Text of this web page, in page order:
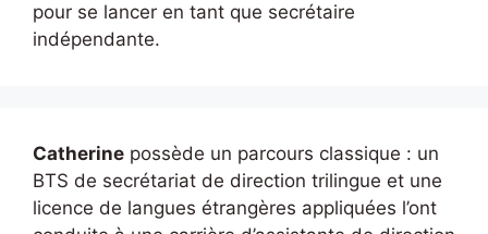
pour se lancer en tant que secrétaire
indépendante.
Catherine possède un parcours classique : un
BTS de secrétariat de direction trilingue et une
licence de langues étrangères appliquées l’ont